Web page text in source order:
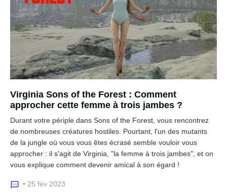
Virginia Sons of the Forest : Comment
approcher cette femme à trois jambes ?
Durant votre périple dans Sons of the Forest, vous rencontrez
de nombreuses créatures hostiles. Pourtant, l'un des mutants
de la jungle où vous vous êtes écrasé semble vouloir vous
approcher : il s'agit de Virginia, "la femme à trois jambes", et on
vous explique comment devenir amical à son égard !
• 25 fév 2023